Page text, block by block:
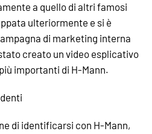
a quello di altri famosi
ulteriormente e si è
di marketing interna
creato un video esplicativo
importanti di H-Mann.
di identificarsi con H-Mann,